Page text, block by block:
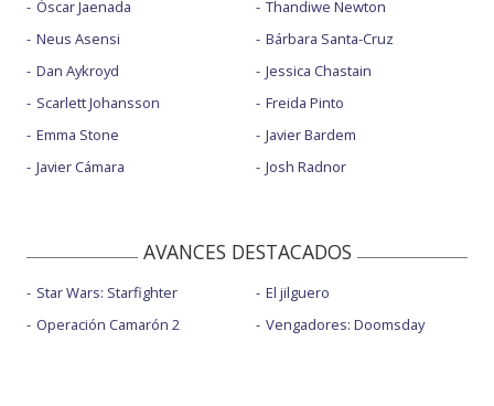
Óscar Jaenada
Neus Asensi
Dan Aykroyd
Scarlett Johansson
Emma Stone
Javier Cámara
Thandiwe Newton
Bárbara Santa-Cruz
Jessica Chastain
Freida Pinto
Javier Bardem
Josh Radnor
AVANCES DESTACADOS
Star Wars: Starfighter
Operación Camarón 2
El jilguero
Vengadores: Doomsday